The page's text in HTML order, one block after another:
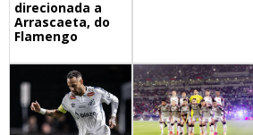
direcionada a
Arrascaeta, do
Flamengo